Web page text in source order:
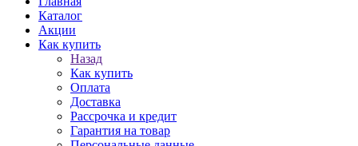
Каталог
Акции
Как купить
Назад
Как купить
Оплата
Доставка
Рассрочка и кредит
Гарантия на товар